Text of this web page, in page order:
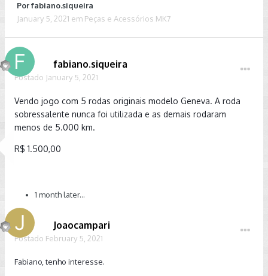
Porfabiano.siqueira
January 5, 2021 em Peças e Acessórios MK7
fabiano.siqueira
Postado January 5, 2021
Vendo jogo com 5 rodas originais modelo Geneva. A roda
sobressalente nunca foi utilizada e as demais rodaram
menos de 5.000 km.
R$ 1.500,00
1 month later...
Joaocampari
Postado February 5, 2021
Fabiano, tenho interesse.